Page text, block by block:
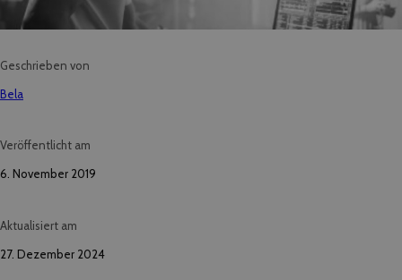
Geschrieben von
Bela
Veröffentlicht am
6. November 2019
Aktualisiert am
27. Dezember 2024